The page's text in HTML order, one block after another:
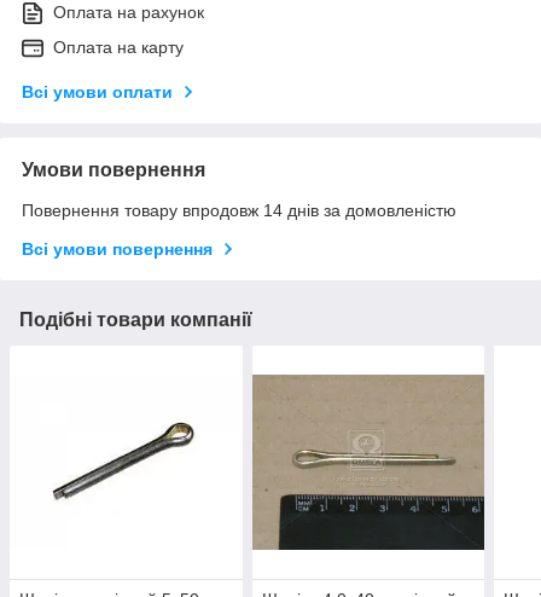
Оплата на рахунок
Оплата на карту
Всі умови оплати
Умови повернення
Повернення товару впродовж 14 днів за домовленістю
Всі умови повернення
Подібні товари компанії